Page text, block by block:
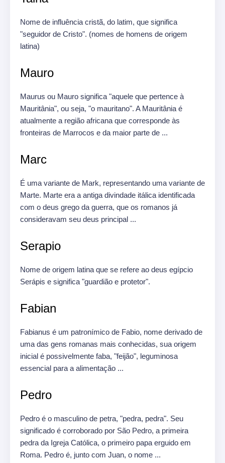
Nome de influência cristã, do latim, que significa
"seguidor de Cristo". (nomes de homens de origem
latina)
Mauro
Maurus ou Mauro significa "aquele que pertence à
Mauritânia", ou seja, "o mauritano". A Mauritânia é
atualmente a região africana que corresponde às
fronteiras de Marrocos e da maior parte de ...
Marc
É uma variante de Mark, representando uma variante de
Marte. Marte era a antiga divindade itálica identificada
com o deus grego da guerra, que os romanos já
consideravam seu deus principal ...
Serapio
Nome de origem latina que se refere ao deus egípcio
Serápis e significa "guardião e protetor".
Fabian
Fabianus é um patronímico de Fabio, nome derivado de
uma das gens romanas mais conhecidas, sua origem
inicial é possivelmente faba, "feijão", leguminosa
essencial para a alimentação ...
Pedro
Pedro é o masculino de petra, "pedra, pedra". Seu
significado é corroborado por São Pedro, a primeira
pedra da Igreja Católica, o primeiro papa erguido em
Roma. Pedro é, junto com Juan, o nome ...